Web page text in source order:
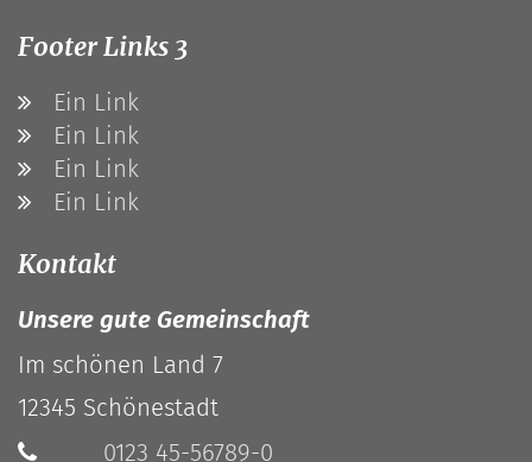
Footer Links 3
Ein Link
Ein Link
Ein Link
Ein Link
Kontakt
Unsere gute Gemeinschaft
Im schönen Land 7
12345 Schönestadt
0123 45-56789-0